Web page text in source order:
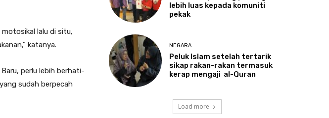
motosikal lalu di situ,
katanya.
perlu lebih berhati-
sudah berpecah
lebih luas kepada komuniti
pekak
NEGARA
PelukIslam setelah tertarik
sikap rakan-rakan termasuk
kerap mengaji al-Quran
Load more